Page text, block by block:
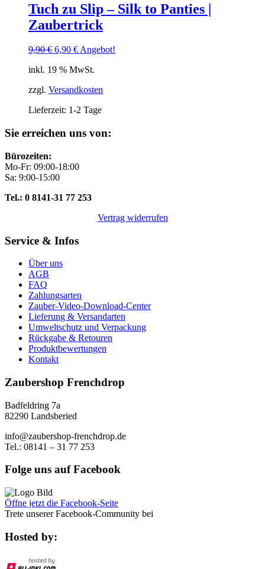
Tuch zu Slip – Silk to Panties |
Zaubertrick
9,90€ Ursprünglicher
war:
6,90 €Aktueller
ist:
Angebot!
inkl. 19 % MwSt.
zzgl. Versandkosten
Lieferzeit: 1-2 Tage
Sie erreichen uns von:
Bürozeiten:
Mo-Fr: 09:00-18:00
Sa: 9:00-15:00
Tel.: 0 8141-31 77 253
Vertrag widerrufen
Service & Infos
Über uns
AGB
FAQ
Zahlungsarten
Zauber-Video-Download-Center
Lieferung & Versandarten
Umweltschutz und Verpackung
Rückgabe & Retouren
Produktbewertungen
Kontakt
Zaubershop Frenchdrop
Badfeldring 7a
82290 Landsberied
info@zaubershop-frenchdrop.de
Tel.: 08141 – 31 77 253
Folge uns auf Facebook
Öffne jetzt die Facebook-Seite
Trete unserer Facebook-Community bei
Hosted by: